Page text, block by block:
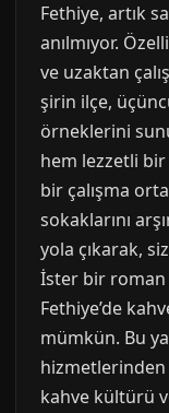
Fethiye, artık
anılmıyor.
ve uzaktan
şirin ilçe,
örneklerini
hem lezzetli
bir çalışma
sokaklarını
yola çıkarak,
İster bir roman
Fethiye’de
mümkün. Bu
kahve kültürü